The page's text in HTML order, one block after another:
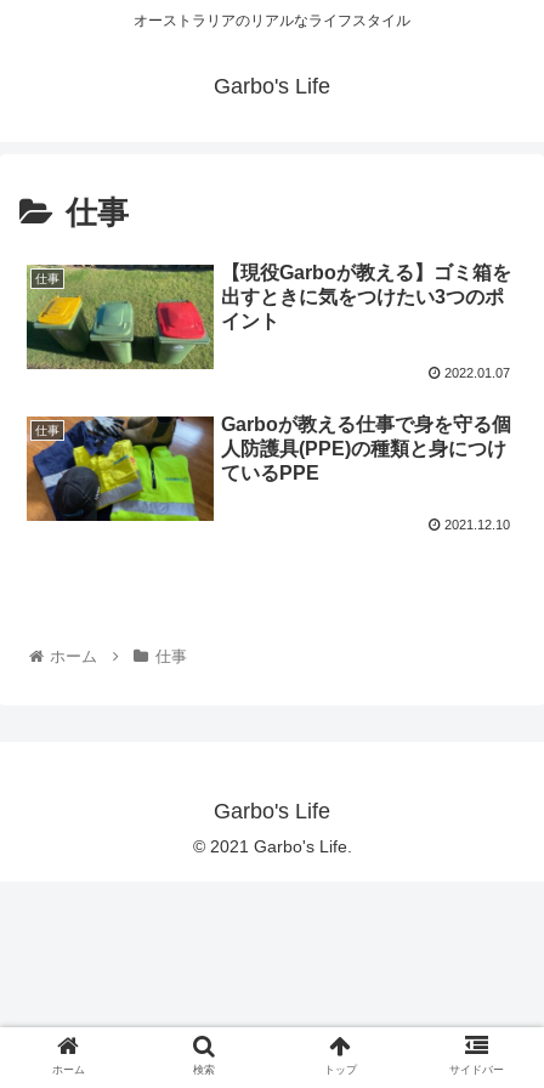
オーストラリアのリアルなライフスタイル
Garbo's Life
仕事
仕事
【現役Garboが教える】ゴミ箱を
出すときに気をつけたい3つのポ
イント
2022.01.07
仕事
Garboが教える仕事で身を守る個
人防護具(PPE)の種類と身につけ
ているPPE
2021.12.10
ホーム 仕事
Garbo's Life
© 2021 Garbo's Life.
ホーム 検索 トップ サイドバー